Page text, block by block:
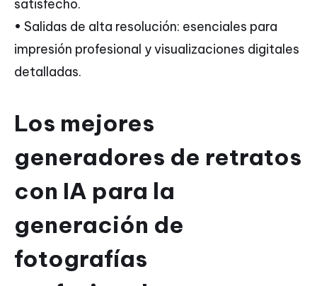
satisfecho.
• Salidas de alta resolución: esenciales para
impresión profesional y visualizaciones digitales
detalladas.
Los mejores
generadores de retratos
con IA para la
generación de
fotografías